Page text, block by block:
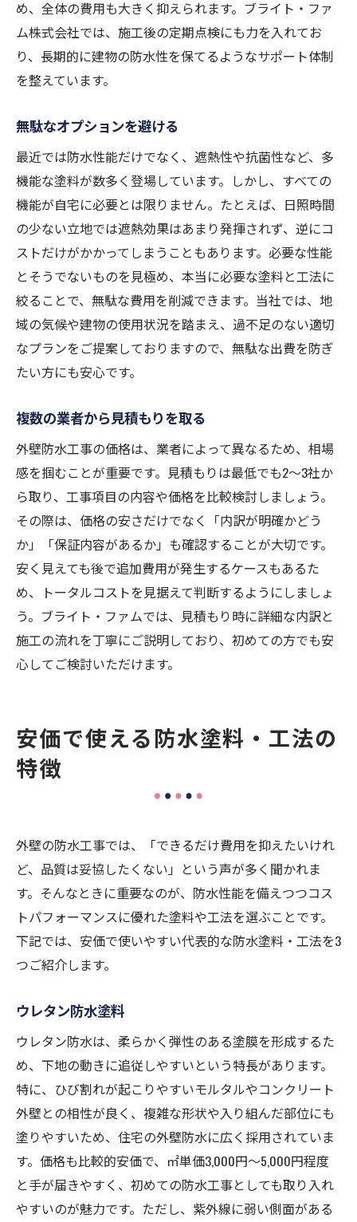
め、全体の費用も大きく抑えられます。ブライト・ファ
ム株式会社では、施工後の定期点検にも力を入れてお
り、長期的に建物の防水性を保てるようなサポート体制
を整えています。
無駄なオプションを避ける
最近では防水性能だけでなく、遮熱性や抗菌性など、多
機能な塗料が数多く登場しています。しかし、すべての
機能が自宅に必要とは限りません。たとえば、日照時間
の少ない立地では遮熱効果はあまり発揮されず、逆にコ
ストだけがかかってしまうこともあります。必要な性能
とそうでないものを見極め、本当に必要な塗料と工法に
絞ることで、無駄な費用を削減できます。当社では、地
域の気候や建物の使用状況を踏まえ、過不足のない適切
なプランをご提案しておりますので、無駄な出費を防ぎ
たい方にも安心です。
複数の業者から見積もりを取る
外壁防水工事の価格は、業者によって異なるため、相場
感を掴むことが重要です。見積もりは最低でも2～3社か
ら取り、工事項目の内容や価格を比較検討しましょう。
その際は、価格の安さだけでなく「内訳が明確かどう
か」「保証内容があるか」も確認することが大切です。
安く見えても後で追加費用が発生するケースもあるた
め、トータルコストを見据えて判断するようにしましょ
う。ブライト・ファムでは、見積もり時に詳細な内訳と
施工の流れを丁寧にご説明しており、初めての方でも安
心してご検討いただけます。
安価で使える防水塗料・工法の
特徴
外壁の防水工事では、「できるだけ費用を抑えたいけれ
ど、品質は妥協したくない」という声が多く聞かれま
す。そんなときに重要なのが、防水性能を備えつつコス
トパフォーマンスに優れた塗料や工法を選ぶことです。
下記では、安価で使いやすい代表的な防水塗料・工法を3
つご紹介します。
ウレタン防水塗料
ウレタン防水は、柔らかく弾性のある塗膜を形成するた
め、下地の動きに追従しやすいという特長があります。
特に、ひび割れが起こりやすいモルタルやコンクリート
外壁との相性が良く、複雑な形状や入り組んだ部位にも
塗りやすいため、住宅の外壁防水に広く採用されていま
す。価格も比較的安価で、㎡単価3,000円〜5,000円程度
と手が届きやすく、初めての防水工事としても取り入れ
やすいのが魅力です。ただし、紫外線に弱い側面がある